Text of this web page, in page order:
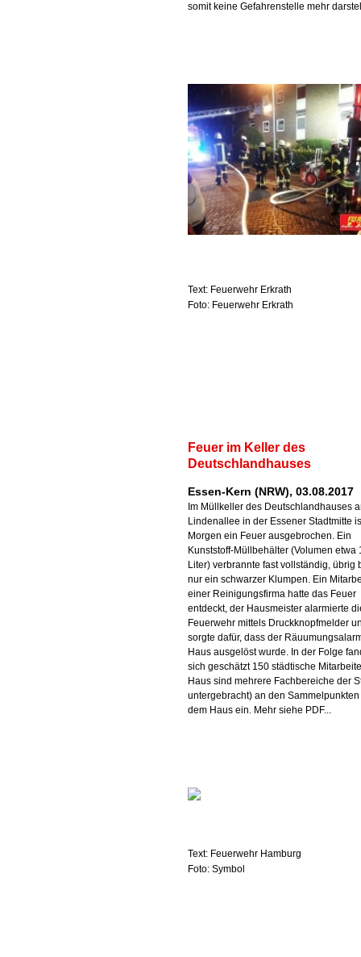
somit keine Gefahrenstelle mehr
Text: Feuerwehr Erkrath
Foto: Feuerwehr Erkrath
Feuer im Keller des
Deutschlandhauses
Essen-Kern (NRW), 03.08.2017
Im Müllkeller des Deutschlandhauses
Lindenallee in der Essener Stadtmitte
Morgen ein Feuer ausgebrochen. Ein
Kunststoff-Müllbehälter (Volumen etwa
Liter) verbrannte fast vollständig, übrig
nur ein schwarzer Klumpen. Ein
einer Reinigungsfirma hatte das Feuer
entdeckt, der Hausmeister alarmierte
Feuerwehr mittels Druckknopfmelder
sorgte dafür, dass der
Haus ausgelöst wurde. In der Folge
sich geschätzt 150 städtische
Haus sind mehrere Fachbereiche der
untergebracht) an den Sammelpunkten
dem Haus ein. Mehr siehe PDF...
Text: Feuerwehr Hamburg
Foto: Symbol